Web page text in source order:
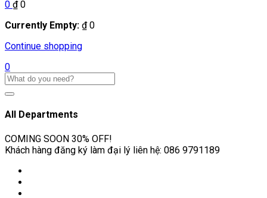
0 ₫0
Currently Empty: ₫0
Continue shopping
0
All Departments
COMING SOON 30% OFF!
Khách hàng đăng ký làm đại lý liên hệ: 086 9791189